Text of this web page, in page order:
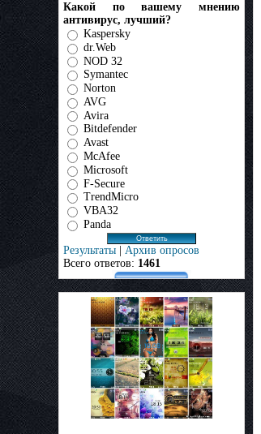
Какой по вашему мнению
антивирус, лучший?
Kaspersky
dr.Web
NOD 32
Symantec
Norton
AVG
Avira
Bitdefender
Avast
McAfee
Microsoft
F-Secure
TrendMicro
VBA32
Panda
Результаты | Архив опросов
Всего ответов: 1461